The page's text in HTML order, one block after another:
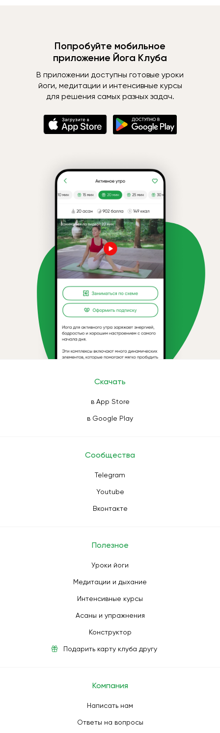
Попробуйте мобильное
приложение Йога Клуба
В приложении доступны готовые уроки
йоги, медитации и интенсивные курсы
для решения самых разных задач.
Скачать
в App Store
в Google Play
Сообщества
Telegram
Youtube
Вконтакте
Полезное
Уроки йоги
Медитации и дыхание
Интенсивные курсы
Асаны и упражнения
Конструктор
Подарить карту клуба другу
Компания
Написать нам
Ответы на вопросы